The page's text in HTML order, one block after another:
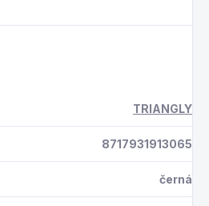
TRIANGLY
8717931913065
černá